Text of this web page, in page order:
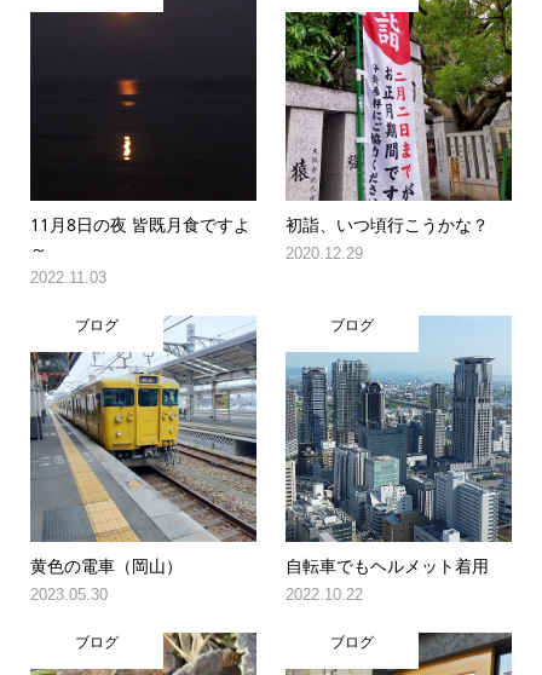
11月8日の夜 皆既月食ですよ
～
2022.11.03
初詣、いつ頃行こうかな？
2020.12.29
ブログ
黄色の電車（岡山）
2023.05.30
ブログ
自転車でもヘルメット着用
2022.10.22
ブログ ブログ